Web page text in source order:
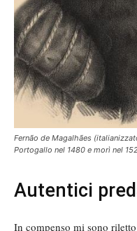
Fernão de Magalhães
Portogallo nel 1480 e morì nel
Autentici
In compenso mi sono